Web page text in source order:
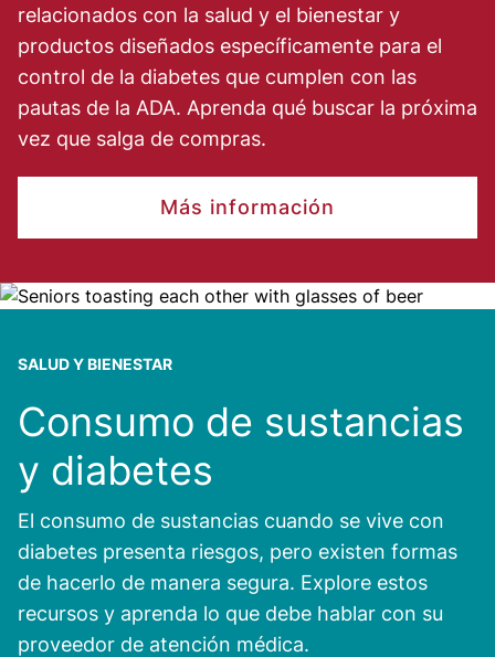
relacionados con la salud y el bienestar y
productos diseñados específicamente para el
control de la diabetes que cumplen con las
pautas de la ADA. Aprenda qué buscar la próxima
vez que salga de compras.
Más información
SALUD Y BIENESTAR
Consumo de sustancias
y diabetes
El consumo de sustancias cuando se vive con
diabetes presenta riesgos, pero existen formas
de hacerlo de manera segura. Explore estos
recursos y aprenda lo que debe hablar con su
proveedor de atención médica.
Image